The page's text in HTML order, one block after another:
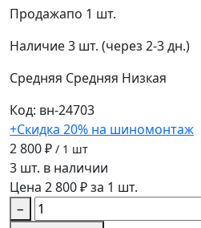
Продажапо 1 шт.
Наличие3 шт. (через 2-3 дн.)
Средняя Средняя Низкая
Код: вн-24703
+Скидка 20% на шиномонтаж
2 800 ₽ / 1 шт
3 шт. в наличии
Цена 2 800 ₽ за 1 шт.
−